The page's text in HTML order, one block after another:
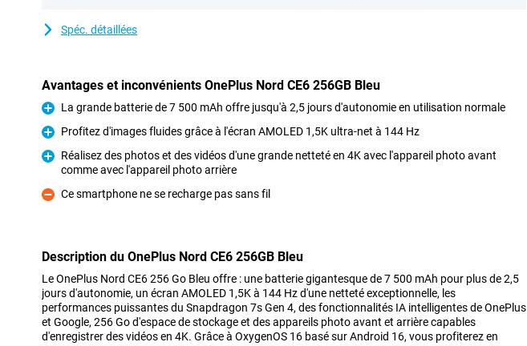
Spéc. détaillées
Avantages et inconvénients OnePlus Nord CE6 256GB Bleu
Pour
La grande batterie de 7 500 mAh offre jusqu'à 2,5 jours d'autonomie en utilisation normale
Pour
Profitez d'images fluides grâce à l'écran AMOLED 1,5K ultra-net à 144 Hz
Pour
Réalisez des photos et des vidéos d'une grande netteté en 4K avec l'appareil photo avant
comme avec l'appareil photo arrière
Contre
Ce smartphone ne se recharge pas sans fil
Description du OnePlus Nord CE6 256GB Bleu
Le OnePlus Nord CE6 256 Go Bleu offre : une batterie gigantesque de 7 500 mAh pour plus de 2,5
jours d'autonomie, un écran AMOLED 1,5K à 144 Hz d'une netteté exceptionnelle, les
performances puissantes du Snapdragon 7s Gen 4, des fonctionnalités IA intelligentes de OnePlus
et Google, 256 Go d'espace de stockage et des appareils photo avant et arrière capables
d'enregistrer des vidéos en 4K. Grâce à OxygenOS 16 basé sur Android 16, vous profiterez en